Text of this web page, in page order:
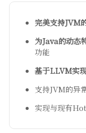
完美支持JVM
为Java的动态
功能
基于LLVM实
支持JVM的异
实现与现有